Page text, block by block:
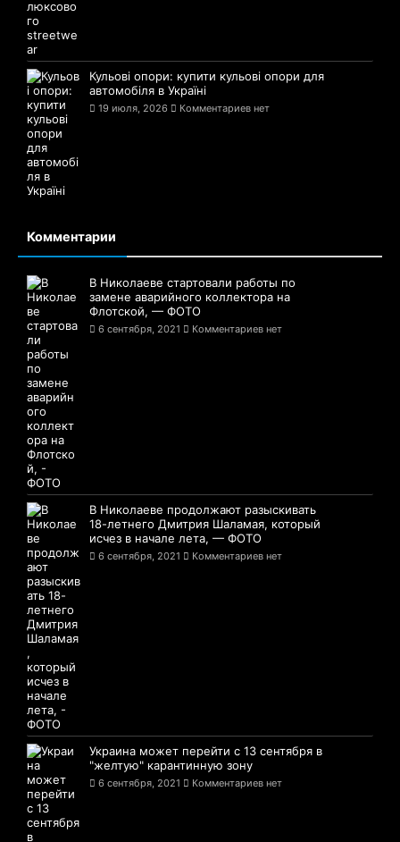
Кульові опори: купити кульові опори для
автомобіля в Україні
19 июля, 2026 Комментариев нет
Комментарии
В Николаеве стартовали работы по
замене аварийного коллектора на
Флотской, — ФОТО
6 сентября, 2021 Комментариев нет
В Николаеве продолжают разыскивать
18-летнего Дмитрия Шаламая, который
исчез в начале лета, — ФОТО
6 сентября, 2021 Комментариев нет
Украина может перейти с 13 сентября в
"желтую" карантинную зону
6 сентября, 2021 Комментариев нет